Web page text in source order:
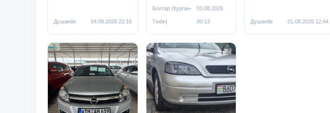
Душанбе 04.08.2026 22:16
Бохтар (Курган-
Тюбе)
03.08.2026
00:13 Душанбе 01.08.2026 12:44